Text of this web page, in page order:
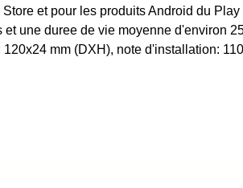
et pour les produits Android du
une duree de vie moyenne d'environ
mm (DXH), note d'installation: